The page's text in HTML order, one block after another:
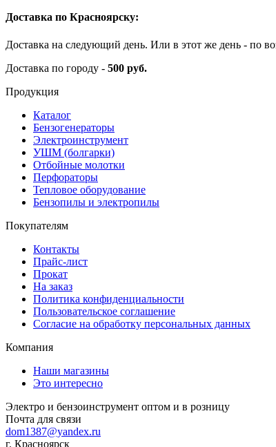
Доставка по Красноярску:
Доставка на следующий день. Или в этот же день - по
Доставка по городу - 500 руб.
Продукция
Каталог
Бензогенераторы
Электроинструмент
УШМ (болгарки)
Отбойные молотки
Перфораторы
Тепловое оборудование
Бензопилы и электропилы
Покупателям
Контакты
Прайс-лист
Прокат
На заказ
Политика конфиденциальности
Пользовательское соглашение
Согласие на обработку персональных данных
Компания
Наши магазины
Это интересно
Электро и бензоинструмент оптом и в розницу
Почта для связи
dom1387@yandex.ru
г. Красноярск